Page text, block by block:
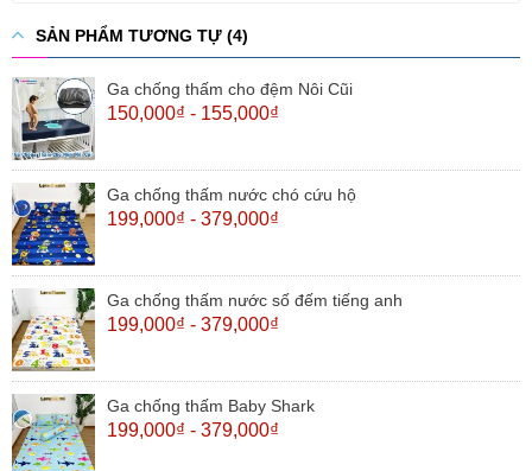
SẢN PHẨM TƯƠNG TỰ (4)
Ga chống thấm cho đệm Nôi Cũi
150,000₫ - 155,000₫
Ga chống thấm nước chó cứu hộ
199,000₫ - 379,000₫
Ga chống thấm nước số đếm tiếng anh
199,000₫ - 379,000₫
Ga chống thấm Baby Shark
199,000₫ - 379,000₫